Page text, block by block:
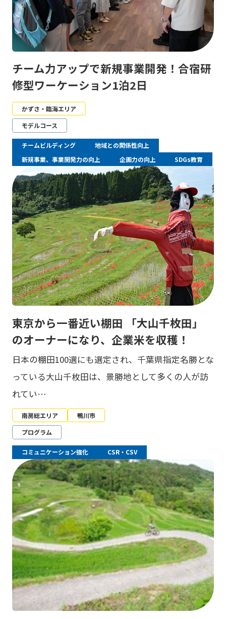
チーム力アップで新規事業開発！合宿研
修型ワーケーション1泊2日
かずさ・臨海エリア
モデルコース
チームビルディング
地域との関係性向上
新規事業、事業開発力の向上
企画力の向上 SDGs教育
東京から一番近い棚田 「大山千枚田」
のオーナーになり、企業米を収穫！
日本の棚田100選にも選定され、千葉県指定名勝とな
っている大山千枚田は、景勝地として多くの人が訪
れてい…
南房総エリア
鴨川市
プログラム
コミュニケーション強化 CSR・CSV